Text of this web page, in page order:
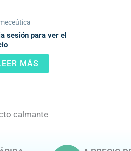
sesión para ver el
MÁS
calmante